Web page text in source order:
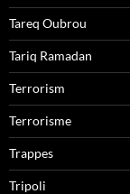
Tareq Oubrou
Tariq Ramadan
Terrorism
Terrorisme
Trappes
Tripoli